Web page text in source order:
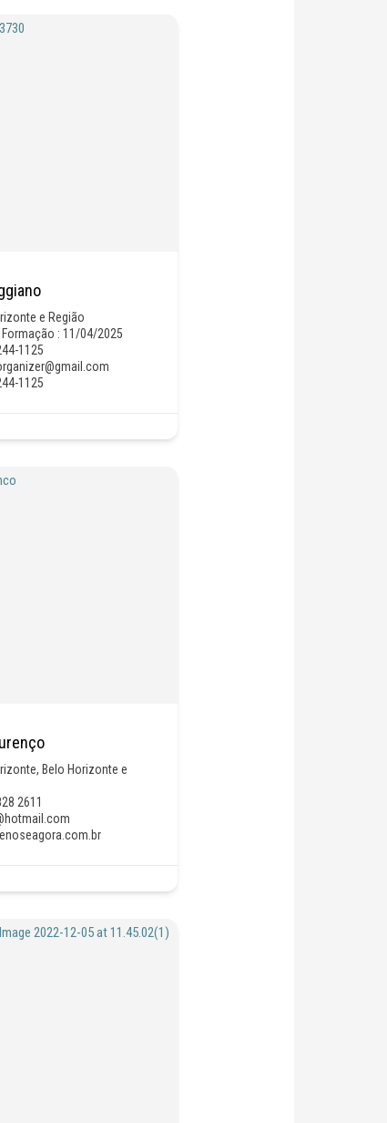
e Região
Formação : 11/04/2025
1125
1125
, Belo Horizonte e
2611